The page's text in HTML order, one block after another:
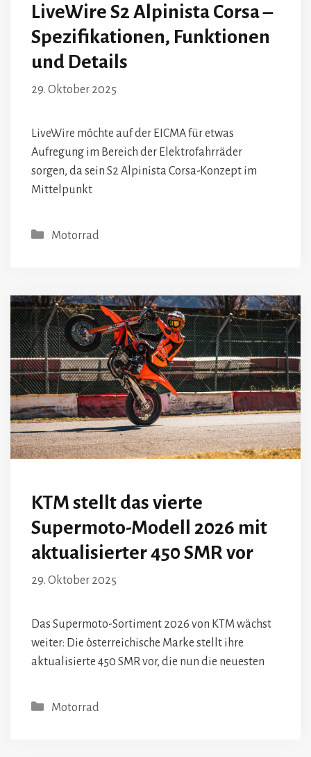
LiveWire S2 Alpinista Corsa –
Spezifikationen, Funktionen
und Details
29. Oktober 2025
LiveWire möchte auf der EICMA für etwas
Aufregung im Bereich der Elektrofahrräder
sorgen, da sein S2 Alpinista Corsa-Konzept im
Mittelpunkt
Kategorien
Motorrad
KTM stellt das vierte
Supermoto-Modell 2026 mit
aktualisierter 450 SMR vor
29. Oktober 2025
Das Supermoto-Sortiment 2026 von KTM wächst
weiter: Die österreichische Marke stellt ihre
aktualisierte 450 SMR vor, die nun die neuesten
Kategorien
Motorrad